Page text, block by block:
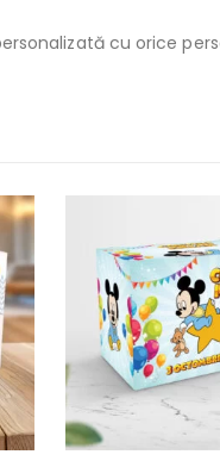
cu orice